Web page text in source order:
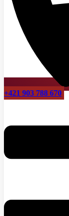
+421 903 788 670